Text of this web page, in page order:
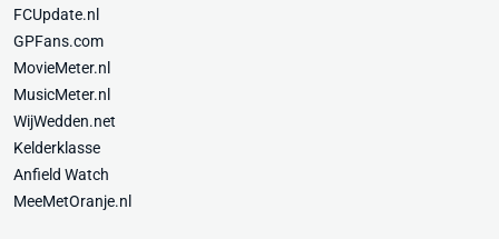
FCUpdate.nl
GPFans.com
MovieMeter.nl
MusicMeter.nl
WijWedden.net
Kelderklasse
Anfield Watch
MeeMetOranje.nl